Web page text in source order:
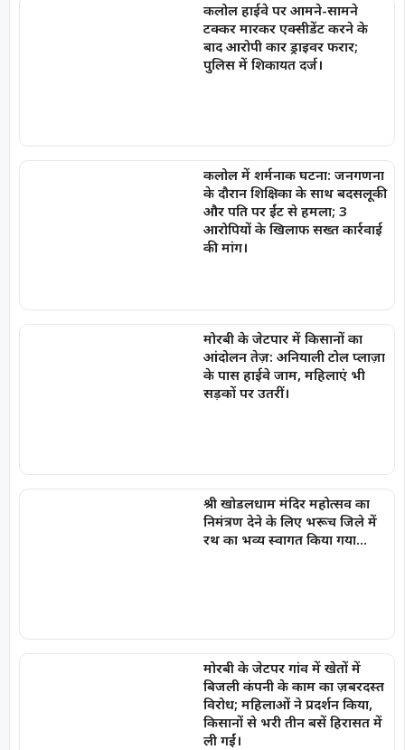
कलोल हाईवे पर आमने-सामने
टक्कर मारकर एक्सीडेंट करने के
बाद आरोपी कार ड्राइवर फरार;
पुलिस में शिकायत दर्ज।
कलोल में शर्मनाक घटना: जनगणना
के दौरान शिक्षिका के साथ बदसलूकी
और पति पर ईंट से हमला; 3
आरोपियों के खिलाफ सख्त कार्रवाई
की मांग।
मोरबी के जेटपार में किसानों का
आंदोलन तेज़: अनियाली टोल प्लाज़ा
के पास हाईवे जाम, महिलाएं भी
सड़कों पर उतरीं।
श्री खोडलधाम मंदिर महोत्सव का
निमंत्रण देने के लिए भरूच जिले में
रथ का भव्य स्वागत किया गया…
मोरबी के जेटपर गांव में खेतों में
बिजली कंपनी के काम का ज़बरदस्त
विरोध; महिलाओं ने प्रदर्शन किया,
किसानों से भरी तीन बसें हिरासत में
ली गईं।